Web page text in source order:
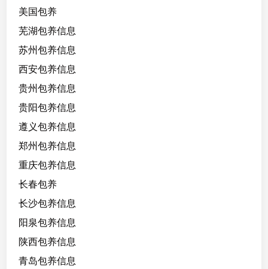
美国包养
芜湖包养信息
苏州包养信息
西安包养信息
贵州包养信息
贵阳包养信息
遵义包养信息
郑州包养信息
重庆包养信息
长春包养
长沙包养信息
阳泉包养信息
陕西包养信息
青岛包养信息